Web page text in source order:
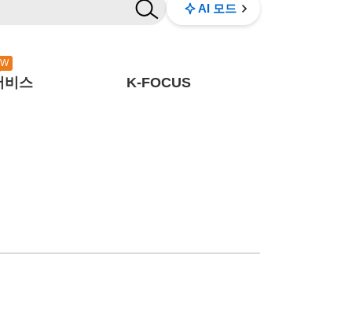
AI 모드
비스 K-FOCUS